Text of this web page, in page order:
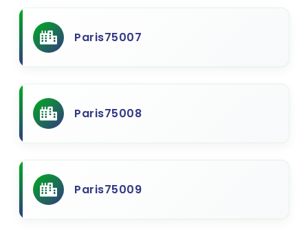
Paris75007
Paris75008
Paris75009